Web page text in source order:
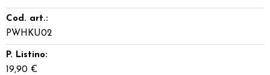
Cod. art.:
PWHKU02
P. Listino:
19,90 €